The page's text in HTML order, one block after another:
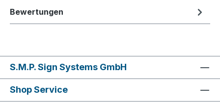
Bewertungen
S.M.P. Sign Systems GmbH
Shop Service